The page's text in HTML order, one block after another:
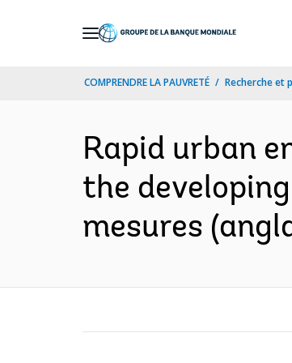
COMPRENDRE LA PAUVRETÉ Recherche et
Rapid urban
the
mesures